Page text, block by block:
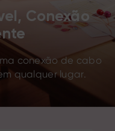
Conexão
conexão de cabo
qualquer lugar.